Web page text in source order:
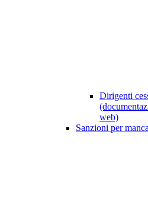
Dirigenti
web)
Sanzioni per